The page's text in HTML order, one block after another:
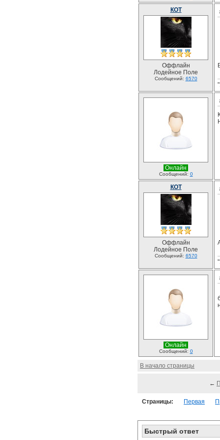
КОТ
Оффлайн
Лодейное Поле
Сообщений: 6570
Онлайн
Сообщений: 0
КОТ
Оффлайн
Лодейное Поле
Сообщений: 6570
Онлайн
Сообщений: 0
В начало страницы
←
Страницы: Первая
Быстрый ответ